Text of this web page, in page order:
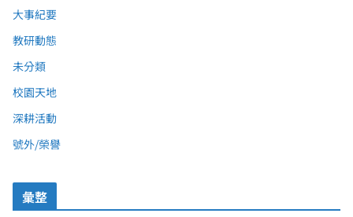
大事紀要
教研動態
未分類
校園天地
深耕活動
號外/榮譽
彙整